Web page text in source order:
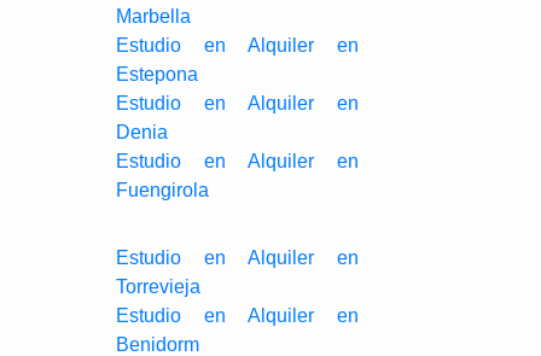
Marbella
Estudio en Alquiler en
Estepona
Estudio en Alquiler en
Denia
Estudio en Alquiler en
Fuengirola
Estudio en Alquiler en
Torrevieja
Estudio en Alquiler en
Benidorm